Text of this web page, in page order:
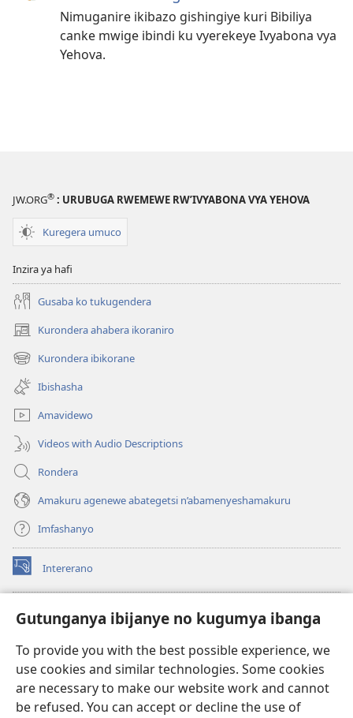
Gutunganya ibijanye no kugumya ibanga
To provide you with the best possible experience, we
use cookies and similar technologies. Some cookies
are necessary to make our website work and cannot
be refused. You can accept or decline the use of
Nimuganire ikibazo gishingiye kuri Bibiliya
canke mwige ibindi ku vyerekeye Ivyabona vya
Yehova.
JW.ORG® : URUBUGA RWEMEWE RW’IVYABONA VYA YEHOVA
Kuregera umuco
Inzira ya hafi
Gusaba ko tukugendera
Kurondera ahabera ikoraniro
(opens
new
window)
Kurondera ibikorane
(opens
new
window)
Ibishasha
Amavidewo
Videos with Audio Descriptions
Rondera
Amakuru agenewe abategetsi n’abamenyeshamakuru
Imfashanyo
Intererano
(opens
new
Icegeranyo c'ibitabu co kuri internet ca Watchtower
(opens
window)JW Hub
(opens
new
window)JW Library
®